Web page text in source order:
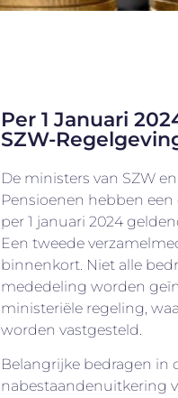
Per 1 Januari
SZW-
De ministers van SZW
Pensioenen hebben
per 1 januari 2024
Een tweede
binnenkort. Niet alle
mededeling worden
ministeriële regeling,
worden vastgesteld.
Belangrijke bedragen in
nabestaandenuitkering